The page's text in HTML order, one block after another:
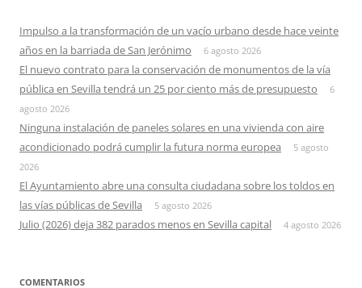
Impulso a la transformación de un vacío urbano desde hace veinte
años en la barriada de San Jerónimo
6 agosto 2026
El nuevo contrato para la conservación de monumentos de la vía
pública en Sevilla tendrá un 25 por ciento más de presupuesto
6
agosto 2026
Ninguna instalación de paneles solares en una vivienda con aire
acondicionado podrá cumplir la futura norma europea
5 agosto
2026
El Ayuntamiento abre una consulta ciudadana sobre los toldos en
las vías públicas de Sevilla
5 agosto 2026
Julio (2026) deja 382 parados menos en Sevilla capital 4 agosto 2026
COMENTARIOS